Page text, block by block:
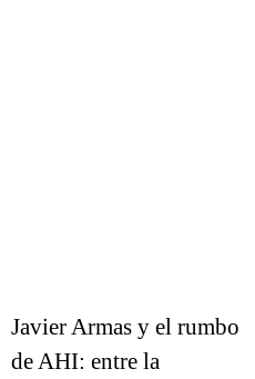
Javier Armas y el rumbo
de AHI: entre la